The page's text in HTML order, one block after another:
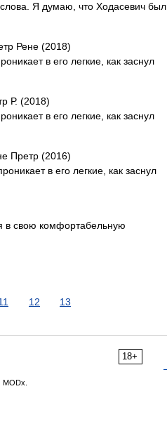
Я думаю, что Ходасевич был
Рене (2018)
в его легкие, как заснул
Р. (2018)
в его легкие, как заснул
Претр (2016)
в его легкие, как заснул
в свою комфортабельную
12 13
18+